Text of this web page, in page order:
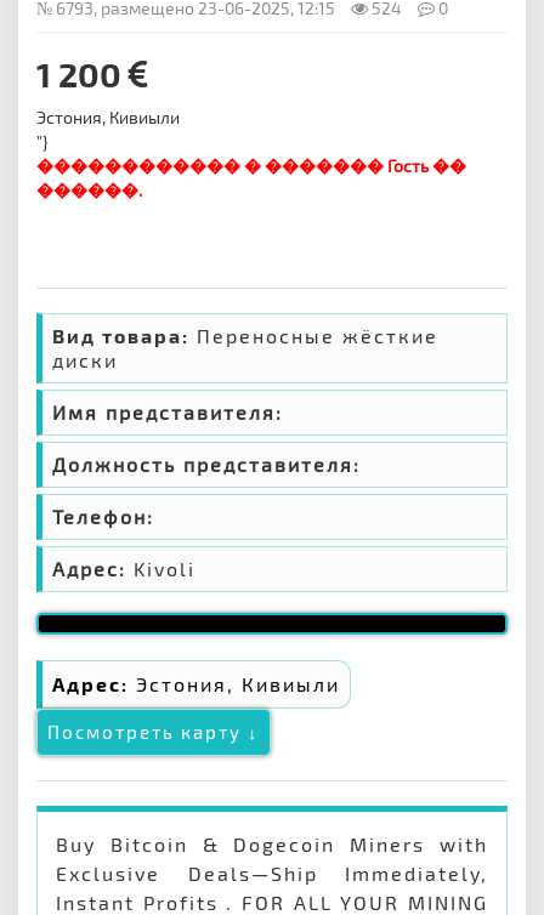
№ 6793, размещено 23-06-2025, 12:15 524 0
1 200
Эстония, Кивиыли
"}
������������ � ������� Гость ��
������.
Вид товара: Переносные жёсткие
диски
Имя представителя:
Должность представителя:
Телефон:
Адрес: Kivoli
Адрес: Эстония, Кивиыли
Посмотреть карту ↓
Buy Bitcoin & Dogecoin Miners with
Exclusive Deals—Ship Immediately,
Instant Profits . FOR ALL YOUR MINING